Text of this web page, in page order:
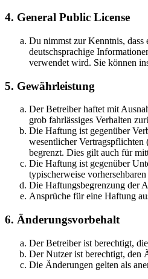
4. General Public License
Du nimmst zur Kenntnis, dass
deutschsprachige
verwendet wird. Sie können
5. Gewährleistung
Der Betreiber haftet mit
grob fahrlässiges Verhalten
Die Haftung ist gegenüber
wesentlicher Vertragspflichten
begrenzt. Dies gilt auch für
Die Haftung ist gegenüber
typischerweise
Die Haftungsbegrenzung der
Ansprüche für eine Haftung
6. Änderungsvorbehalt
Der Betreiber ist berechtigt,
Der Nutzer ist berechtigt, den
Die Änderungen gelten als